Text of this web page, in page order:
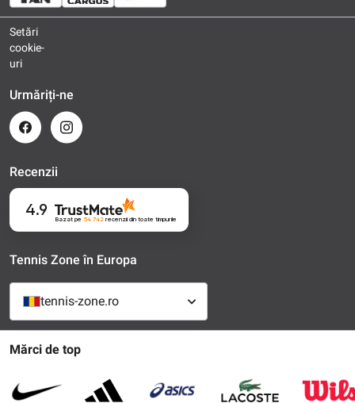
Mărci de top
Setări
cookie-
uri
Urmăriți-ne
Recenzii
4.9
Bazat pe 54 742recenziidin toate timpurile
Tennis Zone în Europa
tennis-zone.ro